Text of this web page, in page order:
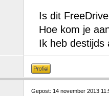
Is dit
Hoe kom je
Ik heb destijds
Gepost: 14 november 2013